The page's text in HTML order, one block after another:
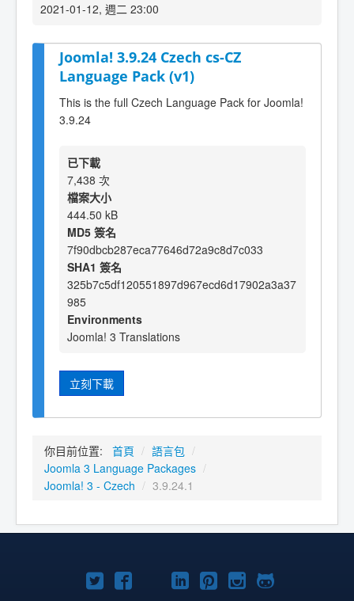
2021-01-12, 週二 23:00
Joomla! 3.9.24 Czech cs-CZ
Language Pack (v1)
This is the full Czech Language Pack for Joomla!
3.9.24
已下載
7,438 次
檔案大小
444.50 kB
MD5 簽名
7f90dbcb287eca77646d72a9c8d7c033
SHA1 簽名
325b7c5df120551897d967ecd6d17902a3a37
985
Environments
Joomla! 3 Translations
立刻下載
你目前位置: 首頁 / 語言包 /
Joomla 3 Language Packages /
Joomla! 3 - Czech / 3.9.24.1
TwitterFacebookYouTube
Linkedln
Pinterest
Instagram
GitHub